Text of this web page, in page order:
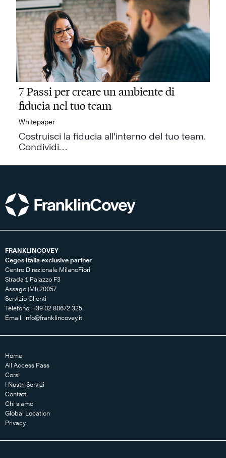
7 Passi per creare un ambiente di
fiducia nel tuo team
Whitepaper
Costruisci la fiducia all'interno del tuo team.
Condividi…
FRANKLINCOVEY
Cegos Italia exclusive partner
Centro Direzionale MilanoFiori
Strada 1 Palazzo F3
Assago (MI) 20057
Servizio Clienti
Telefono: +39 02 80672 325
Email: info@franklincovey.it
Home
All Access Pass
Corsi
I Nostri Servizi
Contatti
Chi siamo
Global Location
Privacy